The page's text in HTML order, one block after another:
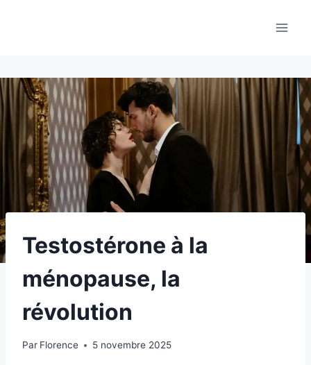
Testostérone à la
ménopause, la
révolution
Par Florence 5 novembre 2025